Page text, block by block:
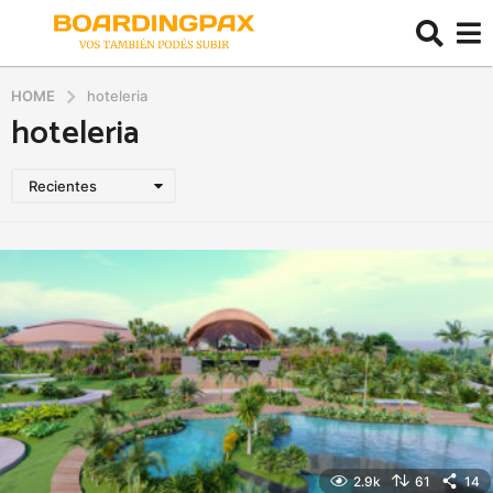
HOME hoteleria
hoteleria
Recientes
2.9k 61 14